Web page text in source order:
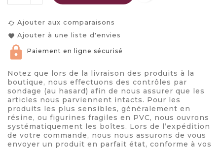
cached Ajouter aux comparaisons
favorite Ajouter à une liste d'envies
Paiement en ligne sécurisé
Notez que lors de la livraison des produits à la
boutique, nous effectuons des contrôles par
sondage (au hasard) afin de nous assurer que les
articles nous parviennent intacts. Pour les
produits les plus sensibles, généralement en
résine, ou figurines fragiles en PVC, nous ouvrons
systématiquement les boîtes. Lors de l’expédition
de votre commande, nous nous assurons de vous
envoyer un produit en parfait état, conforme à vos